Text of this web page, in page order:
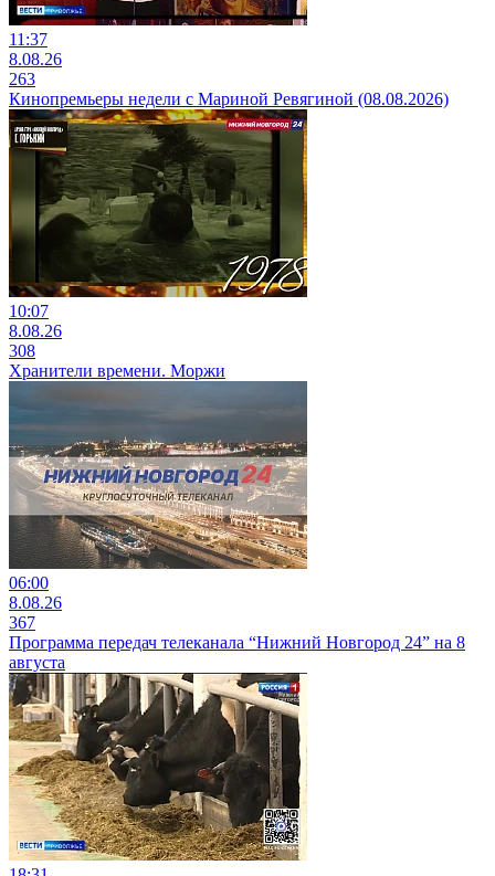
11:37
8.08.26
263
Кинопремьеры недели с Мариной Ревягиной (08.08.2026)
10:07
8.08.26
308
Хранители времени. Моржи
06:00
8.08.26
367
Программа передач телеканала “Нижний Новгород 24” на 8
августа